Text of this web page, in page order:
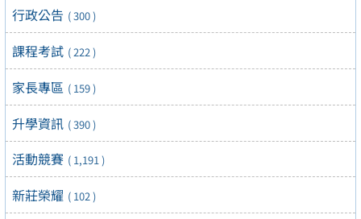
行政公告 ( 300 )
課程考試 ( 222 )
家長專區 ( 159 )
升學資訊 ( 390 )
活動競賽 ( 1,191 )
新莊榮耀 ( 102 )